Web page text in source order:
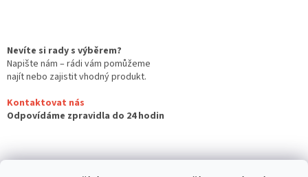
Nevíte si rady s výběrem?
Napište nám – rádi vám pomůžeme
najít nebo zajistit vhodný produkt.
Kontaktovat nás
Odpovídáme zpravidla do 24 hodin